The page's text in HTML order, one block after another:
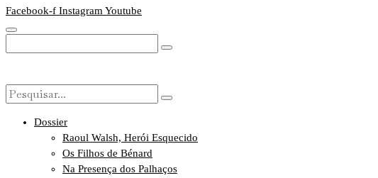
Facebook-f Instagram Youtube
Dossier
Raoul Walsh, Herói Esquecido
Os Filhos de Bénard
Na Presença dos Palhaços